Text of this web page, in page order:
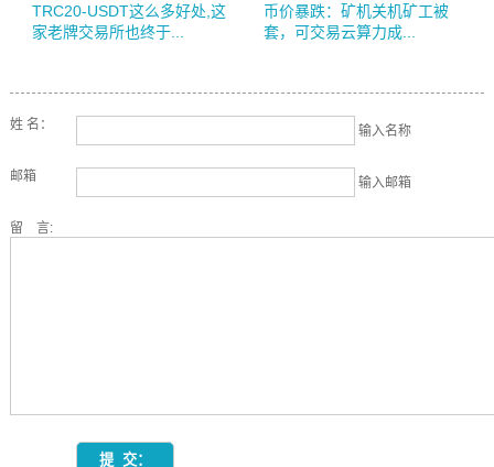
TRC20-USDT这么多好处,这
家老牌交易所也终于...
币价暴跌：矿机关机矿工被
套，可交易云算力成...
姓 名： 输入名称
邮箱 输入邮箱
留 言: